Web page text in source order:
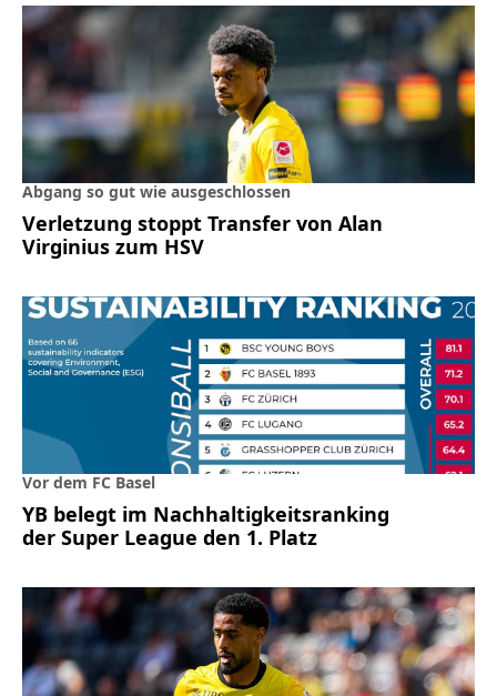
Abgang so gut wie ausgeschlossen
Verletzung stoppt Transfer von Alan
Virginius zum HSV
Vor dem FC Basel
YB belegt im Nachhaltigkeitsranking
der Super League den 1. Platz